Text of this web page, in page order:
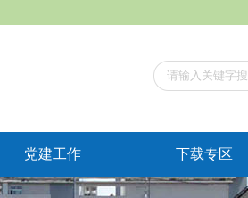
党建工作 下载专区